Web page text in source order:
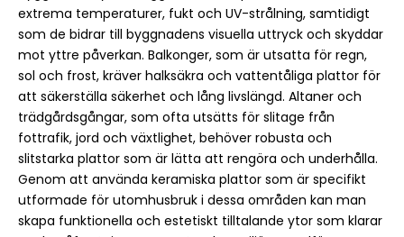
extrema temperaturer, fukt och UV-strålning, samtidigt
som de bidrar till byggnadens visuella uttryck och skyddar
mot yttre påverkan. Balkonger, som är utsatta för regn,
sol och frost, kräver halksäkra och vattentåliga plattor för
att säkerställa säkerhet och lång livslängd. Altaner och
trädgårdsgångar, som ofta utsätts för slitage från
fottrafik, jord och växtlighet, behöver robusta och
slitstarka plattor som är lätta att rengöra och underhålla.
Genom att använda keramiska plattor som är specifikt
utformade för utomhusbruk i dessa områden kan man
skapa funktionella och estetiskt tilltalande ytor som klarar